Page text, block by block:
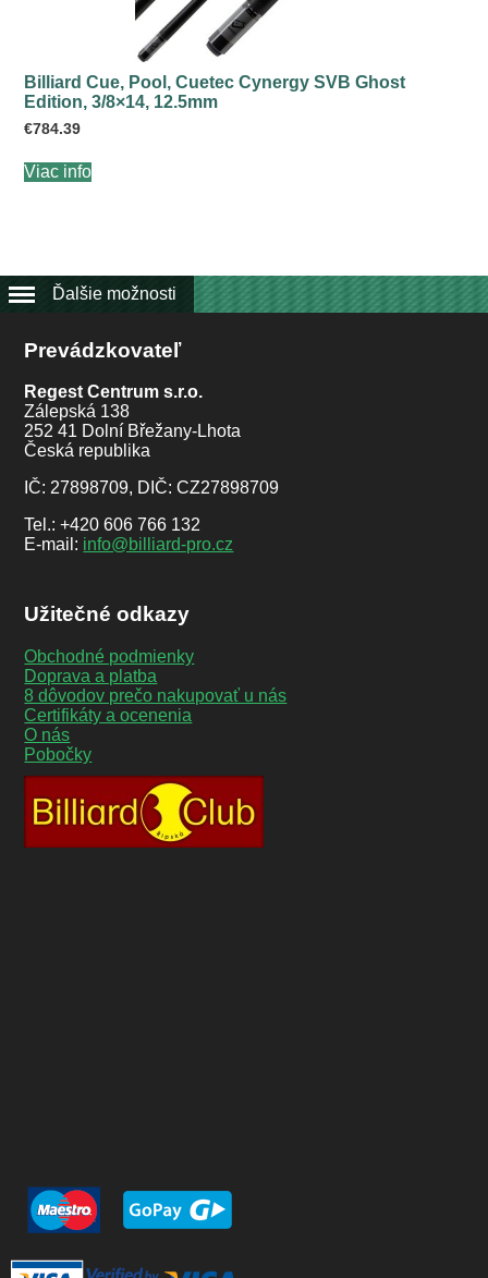
Billiard Cue, Pool, Cuetec Cynergy SVB Ghost
Edition, 3/8×14, 12.5mm
€784.39
Viac info
Ďalšie možnosti
Prevádzkovateľ
Regest Centrum s.r.o.
Zálepská 138
252 41 Dolní Břežany-Lhota
Česká republika
IČ: 27898709, DIČ: CZ27898709
Tel.: +420 606 766 132
E-mail: info@billiard-pro.cz
Užitečné odkazy
Obchodné podmienky
Doprava a platba
8 dôvodov prečo nakupovať u nás
Certifikáty a ocenenia
O nás
Pobočky